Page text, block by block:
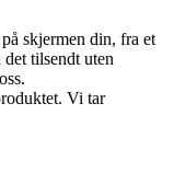
skjermen din, fra et
tilsendt uten
Vi tar